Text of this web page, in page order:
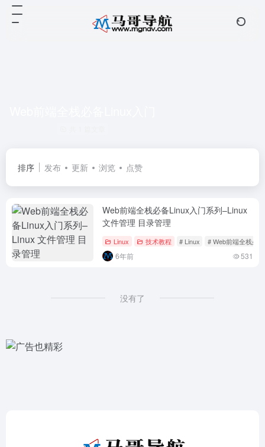
排序 发布 更新 浏览 点赞
Web前端全栈必备Linux入门系列–Linux
文件管理 目录管理
Linux 技术教程 # Linux # Web前端全栈必
6年前 531
没有了